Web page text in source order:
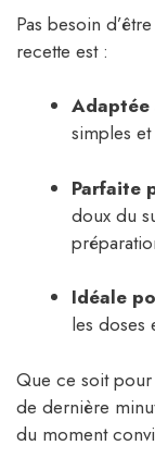
Pas besoin
recette est :
Adaptée
simples
Parfaite
doux du
Idéale
les doses
Que ce soit
de dernière
du moment